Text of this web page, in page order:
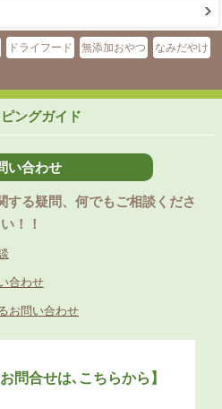
ドライフード 無添加おやつ
なみだやけ
ングガイド
い合わせ
する疑問、何でもご相談くださ
い！！
合わせ
お問い合わせ
問合せは､こちらから】